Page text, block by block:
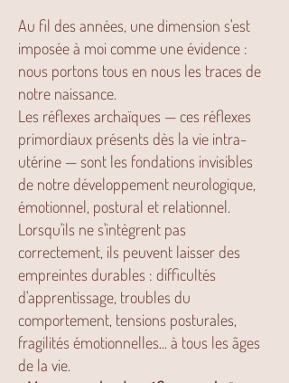
Au fil des années, une dimension s'est
imposée à moi comme une évidence :
nous portons tous en nous les traces de
notre naissance.
Les réflexes archaïques — ces réflexes
primordiaux présents dès la vie intra-
utérine — sont les fondations invisibles
de notre développement neurologique,
émotionnel, postural et relationnel.
Lorsqu'ils ne s'intègrent pas
correctement, ils peuvent laisser des
empreintes durables : difficultés
d'apprentissage, troubles du
comportement, tensions posturales,
fragilités émotionnelles... à tous les âges
de la vie.